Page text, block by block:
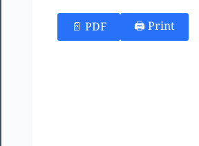
Print 🖨
PDF 📄